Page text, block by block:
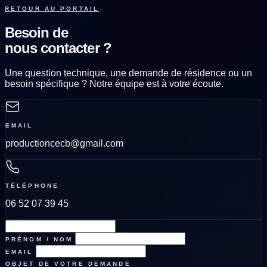
RETOUR AU PORTAIL
Besoin de
nous contacter ?
Une question technique, une demande de résidence ou un
besoin spécifique ? Notre équipe est à votre écoute.
EMAIL
productioncecb@gmail.com
TÉLÉPHONE
06 52 07 39 45
PRÉNOM / NOM
EMAIL
OBJET DE VOTRE DEMANDE